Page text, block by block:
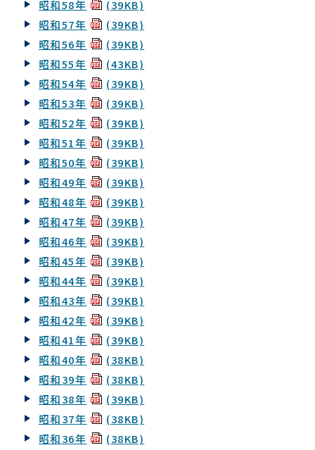
昭和58年
(39KB)
昭和57年
(39KB)
昭和56年
(39KB)
昭和55年
(43KB)
昭和54年
(39KB)
昭和53年
(39KB)
昭和52年
(39KB)
昭和51年
(39KB)
昭和50年
(39KB)
昭和49年
(39KB)
昭和48年
(39KB)
昭和47年
(39KB)
昭和46年
(39KB)
昭和45年
(39KB)
昭和44年
(39KB)
昭和43年
(39KB)
昭和42年
(39KB)
昭和41年
(39KB)
昭和40年
(38KB)
昭和39年
(38KB)
昭和38年
(39KB)
昭和37年
(38KB)
昭和36年
(38KB)